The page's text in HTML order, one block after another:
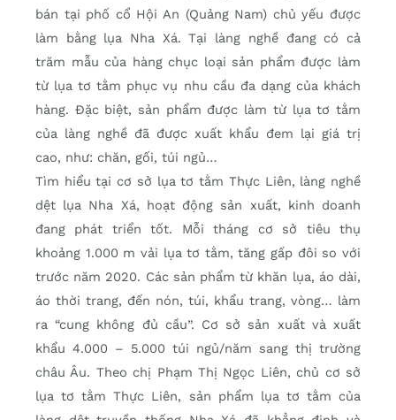
bán tại phố cổ Hội An (Quảng Nam) chủ yếu được
làm bằng lụa Nha Xá. Tại làng nghề đang có cả
trăm mẫu của hàng chục loại sản phẩm được làm
từ lụa tơ tằm phục vụ nhu cầu đa dạng của khách
hàng. Đặc biệt, sản phẩm được làm từ lụa tơ tằm
của làng nghề đã được xuất khẩu đem lại giá trị
cao, như: chăn, gối, túi ngủ…
Tìm hiểu tại cơ sở lụa tơ tằm Thực Liên, làng nghề
dệt lụa Nha Xá, hoạt động sản xuất, kinh doanh
đang phát triển tốt. Mỗi tháng cơ sở tiêu thụ
khoảng 1.000 m vải lụa tơ tằm, tăng gấp đôi so với
trước năm 2020. Các sản phẩm từ khăn lụa, áo dài,
áo thời trang, đến nón, túi, khẩu trang, vòng… làm
ra “cung không đủ cầu”. Cơ sở sản xuất và xuất
khẩu 4.000 – 5.000 túi ngủ/năm sang thị trường
châu Âu. Theo chị Phạm Thị Ngọc Liên, chủ cơ sở
lụa tơ tằm Thực Liên, sản phẩm lụa tơ tằm của